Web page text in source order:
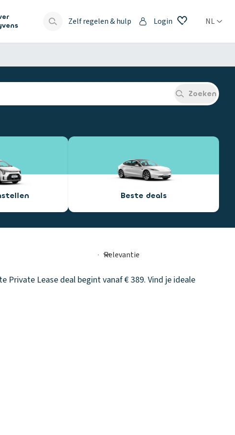
Zelf regelen & hulp Login NL
Zoeken
Beste deals
Private Lease deal begint vanaf € 389. Vind je ideale